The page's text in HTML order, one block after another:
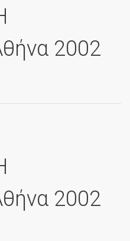
2002
2002